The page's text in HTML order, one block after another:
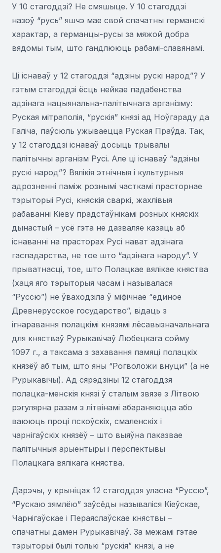
У 10 стагоддзі? Не смяшыце. У 10 стагоддзі
назоў “русь” яшчэ мае свой спачатны германскі
характар, а германцы-русы за мяжой добра
вядомы тым, што гандлююць рабамі-славянамі.
Ці існаваў у 12 стагоддзі “адзіны рускі народ”? У
гэтым стагоддзі ёсць нейкае падабенства
адзінага нацыянальна-палітычнага арганізму:
Руская мітраполія, “рускія” князі ад Ноўгараду да
Галіча, паўсюль ужываецца Руская Праўда. Так,
у 12 стагоддзі існаваў досыць трывалы
палітычны арганізм Русі. Але ці існаваў “адзіны
рускі народ”? Вялікія этнічныя і культурныя
адрозненні паміж рознымі часткамі прасторнае
тэрыторыі Русі, княскія сваркі, жахлівыя
рабаванні Кіеву прадстаўнікамі розных княскіх
дынастый – усё гэта не дазваляе казаць аб
існаванні на прасторах Русі нават адзінага
гаспадарства, не тое што “адзінага народу”. У
прыватнасці, тое, што Полацкае вялікае княства
(хаця яго тэрыторыя часам і называлася
“Руссю”) не ўваходзіла ў міфічнае “единое
Древнерусское государство”, відаць з
ігнаравання полацкімі князямі лёсавызначальнага
для княстваў Рурыкавічаў Любецкага сойму
1097 г., а таксама з захавання памяці полацкіх
князёў аб тым, што яны “Рогволожи внуци” (а не
Рурыкавічы). Ад сярэдзіны 12 стагоддзя
полацка-менскія князі ў сталым звязе з Літвою
рэгулярна разам з літвінамі абараняюцца або
ваююць проці пскоўскіх, смаленскіх і
чарнігаўскіх князёў – што выяўна паказвае
палітычныя арыентыры і перспектывы
Полацкага вялікага княства.
Дарэчы, у крыніцах 12 стагоддзя уласна “Руссю”,
“Рускаю зямлёю” заўсёды называліся Кіеўскае,
Чарнігаўскае і Пераяслаўскае княствы –
спачатны дамен Рурыкавічаў. За межамі гэтае
тэрыторыі былі толькі “рускія” князі, а не